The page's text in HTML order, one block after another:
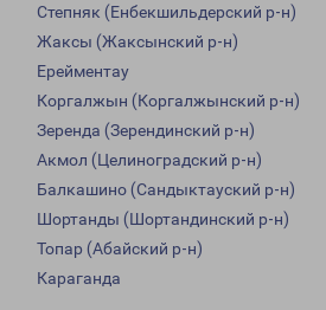
Степняк (Енбекшильдерский р-н)
Жаксы (Жаксынский р-н)
Ерейментау
Коргалжын (Коргалжынский р-н)
Зеренда (Зерендинский р-н)
Акмол (Целиноградский р-н)
Балкашино (Сандыктауский р-н)
Шортанды (Шортандинский р-н)
Топар (Абайский р-н)
Караганда